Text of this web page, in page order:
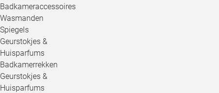
Badkameraccessoires
Wasmanden
Spiegels
Geurstokjes &
Huisparfums
Badkamerrekken
Geurstokjes &
Huisparfums